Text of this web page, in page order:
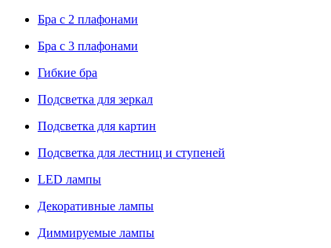
Бра с 2 плафонами
Бра с 3 плафонами
Гибкие бра
Подсветка для зеркал
Подсветка для картин
Подсветка для лестниц и ступеней
LED лампы
Декоративные лампы
Диммируемые лампы